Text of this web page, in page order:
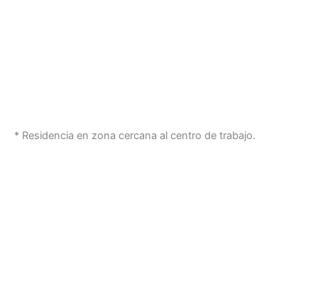
* Residencia en zona cercana al centro de trabajo.